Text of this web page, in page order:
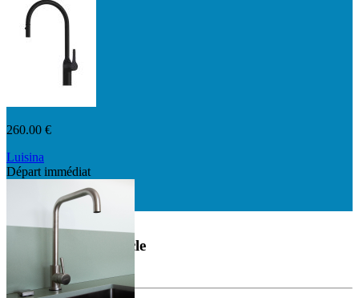
260.00 €
Luisina
Départ immédiat
Départ immédiat
Rechercher un article
ou une référence